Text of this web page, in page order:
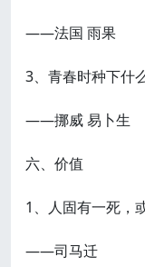
——法国 雨果
3、青春时种下什
——挪威 易卜生
六、价值
1、人固有一死，
——司马迁